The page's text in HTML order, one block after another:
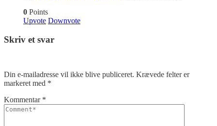
0 Points
Upvote Downvote
Skriv et svar
Din e-mailadresse vil ikke blive publiceret. Krævede felter er
markeret med *
Kommentar *